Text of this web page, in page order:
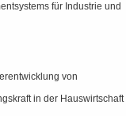
für Industrie und
von
in der Hauswirtschaft